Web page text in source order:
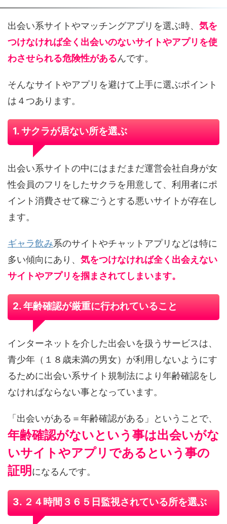
出会い系サイトやマッチングアプリを選ぶ時、 気を
つけなければ全く出会いのないサイトやアプリを使
わさせられる危険性があるんです。
そんなサイトやアプリを避けて上手に選ぶポイント
は４つあります。
1. サクラが居ない所を選ぶ
出会い系サイトの中にはまだまだ運営会社自身が女
性会員のフリをしたサクラを用意して、利用者にポ
イント消費させて稼ごうとする悪いサイトが存在し
ます。
ギャラ飲み系のサイトやチャットアプリなどは特に
多い傾向にあり、 気をつけなければ全く出会えない
サイトやアプリを掴まされてしまいます。
2. 年齢確認が厳重に行われていること
インターネットを介した出会いを扱うサービスは、
青少年（１８歳未満の男女）が利用しないようにす
るために出会い系サイト規制法により年齢確認をし
なければならない事となっています。
「出会いがある＝年齢確認がある」ということで、
年齢確認がないという事は出会いがな
いサイトやアプリであるという事の
証明になるんです。
3. ２４時間３６５日監視されている所を選ぶ